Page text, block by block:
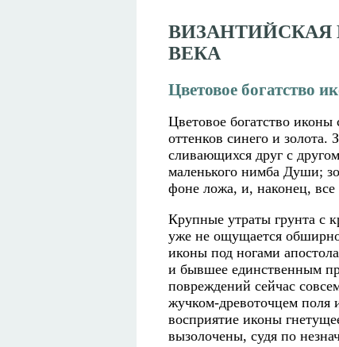
ВИЗАНТИЙСКАЯ
ВЕКА
Цветовое богатство
Цветовое богатство иконы
оттенков синего и золота.
сливающихся друг с
маленького нимба Души;
фоне ложа, и, наконец, все
Крупные утраты грунта с
уже не ощущается
иконы под ногами
и бывшее единственным
повреждений сейчас
жучком-древоточцем поля
восприятие иконы
вызолочены, судя по